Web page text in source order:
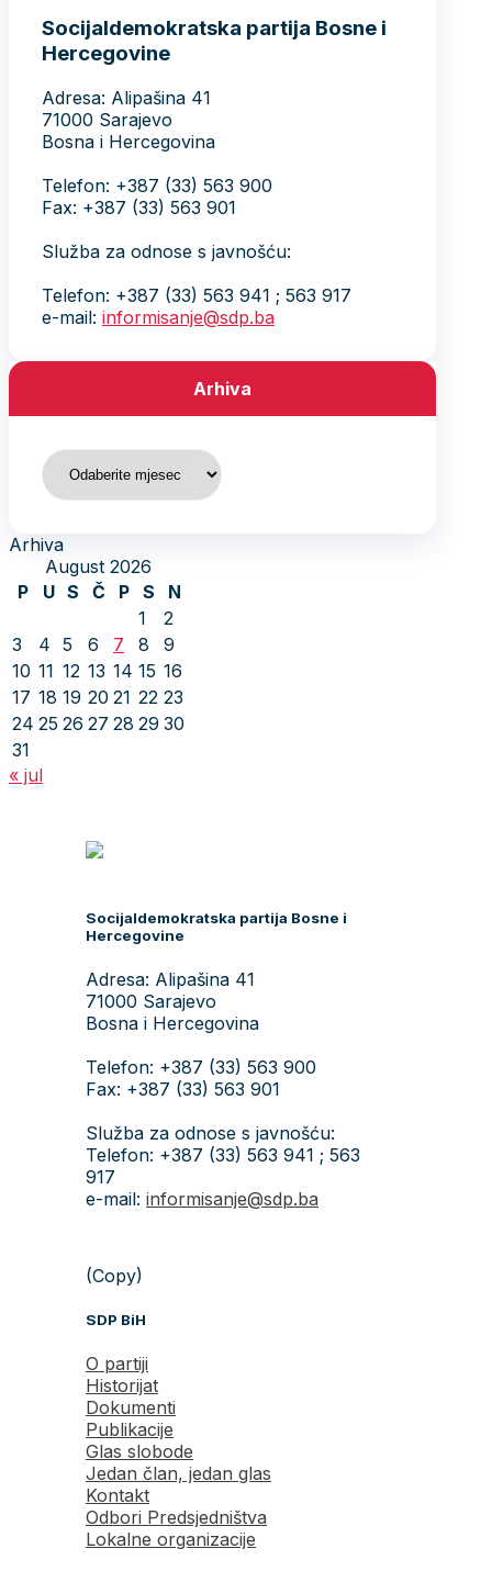
Socijaldemokratska partija Bosne i
Hercegovine
Adresa: Alipašina 41
71000 Sarajevo
Bosna i Hercegovina
Telefon: +387 (33) 563 900
Fax: +387 (33) 563 901
Služba za odnose s javnošću:
Telefon: +387 (33) 563 941 ; 563 917
e-mail: informisanje@sdp.ba
Arhiva
Arhiva
Arhiva
August 2026
P
U S Č P S
N
1
2
3
4 5 6 7 8
9
10 11 12 13 14 15 16
17 18 19 20 21 22 23
24 25 26 27 28 29 30
31
« jul
Socijaldemokratska partija Bosne i
Hercegovine
Adresa: Alipašina 41
71000 Sarajevo
Bosna i Hercegovina
Telefon: +387 (33) 563 900
Fax: +387 (33) 563 901
Služba za odnose s javnošću:
Telefon: +387 (33) 563 941 ; 563
917
e-mail: informisanje@sdp.ba
(Copy)
SDP BiH
O partiji
Historijat
Dokumenti
Publikacije
Glas slobode
Jedan član, jedan glas
Kontakt
Odbori Predsjedništva
Lokalne organizacije